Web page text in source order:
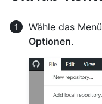
Wähle das Menü
Optionen.